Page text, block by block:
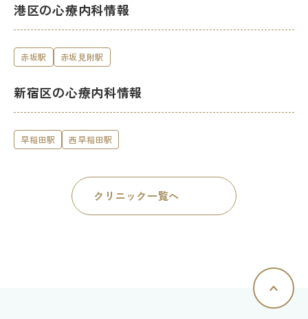
港区の心療内科情報
赤坂駅 赤坂見附駅
新宿区の心療内科情報
早稲田駅 西早稲田駅
クリニック一覧へ